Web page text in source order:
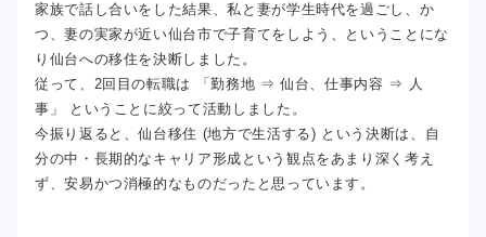
家族で話し合いをした結果、私と妻が学生時代を過ごし、か
つ、妻の実家が近い仙台市で子育てをしよう、ということにな
り仙台への移住を決断しました。
従って、2回目の転職は 「勤務地 ⇒ 仙台、仕事内容 ⇒ 人
事」 ということに絞って活動しました。
今振り返ると、仙台移住 (地方で生活する) という決断は、自
分の中・長期的なキャリア形成という観点をあまり深く考え
ず、安易かつ消極的なものだったと思っています。